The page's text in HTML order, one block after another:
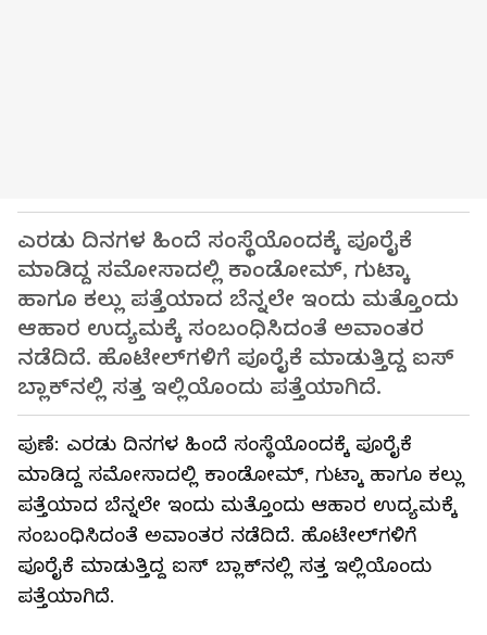
ಎರಡು ದಿನಗಳ ಹಿಂದೆ ಸಂಸ್ಥೆಯೊಂದಕ್ಕೆ ಪೂರೈಕೆ
ಮಾಡಿದ್ದ ಸಮೋಸಾದಲ್ಲಿ ಕಾಂಡೋಮ್, ಗುಟ್ಕಾ
ಹಾಗೂ ಕಲ್ಲು ಪತ್ತೆಯಾದ ಬೆನ್ನಲೇ ಇಂದು ಮತ್ತೊಂದು
ಆಹಾರ ಉದ್ಯಮಕ್ಕೆ ಸಂಬಂಧಿಸಿದಂತೆ ಅವಾಂತರ
ನಡೆದಿದೆ. ಹೊಟೇಲ್‌ಗಳಿಗೆ ಪೂರೈಕೆ ಮಾಡುತ್ತಿದ್ದ ಐಸ್‌
ಬ್ಲಾಕ್‌ನಲ್ಲಿ ಸತ್ತ ಇಲ್ಲಿಯೊಂದು ಪತ್ತೆಯಾಗಿದೆ.
ಪುಣೆ: ಎರಡು ದಿನಗಳ ಹಿಂದೆ ಸಂಸ್ಥೆಯೊಂದಕ್ಕೆ ಪೂರೈಕೆ
ಮಾಡಿದ್ದ ಸಮೋಸಾದಲ್ಲಿ ಕಾಂಡೋಮ್, ಗುಟ್ಕಾ ಹಾಗೂ ಕಲ್ಲು
ಪತ್ತೆಯಾದ ಬೆನ್ನಲೇ ಇಂದು ಮತ್ತೊಂದು ಆಹಾರ ಉದ್ಯಮಕ್ಕೆ
ಸಂಬಂಧಿಸಿದಂತೆ ಅವಾಂತರ ನಡೆದಿದೆ. ಹೊಟೇಲ್‌ಗಳಿಗೆ
ಪೂರೈಕೆ ಮಾಡುತ್ತಿದ್ದ ಐಸ್‌ ಬ್ಲಾಕ್‌ನಲ್ಲಿ ಸತ್ತ ಇಲ್ಲಿಯೊಂದು
ಪತ್ತೆಯಾಗಿದೆ.